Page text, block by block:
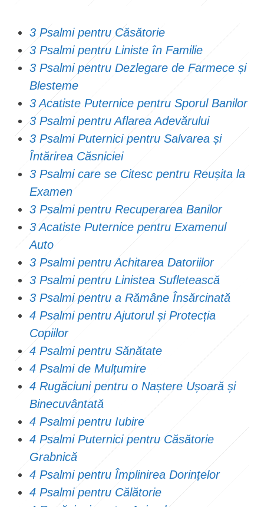
3 Psalmi pentru Căsătorie
3 Psalmi pentru Liniste în Familie
3 Psalmi pentru Dezlegare de Farmece și
Blesteme
3 Acatiste Puternice pentru Sporul Banilor
3 Psalmi pentru Aflarea Adevărului
3 Psalmi Puternici pentru Salvarea și
Întărirea Căsniciei
3 Psalmi care se Citesc pentru Reușita la
Examen
3 Psalmi pentru Recuperarea Banilor
3 Acatiste Puternice pentru Examenul
Auto
3 Psalmi pentru Achitarea Datoriilor
3 Psalmi pentru Linistea Sufletească
3 Psalmi pentru a Rămâne Însărcinată
4 Psalmi pentru Ajutorul și Protecția
Copiilor
4 Psalmi pentru Sănătate
4 Psalmi de Mulțumire
4 Rugăciuni pentru o Naștere Ușoară și
Binecuvântată
4 Psalmi pentru Iubire
4 Psalmi Puternici pentru Căsătorie
Grabnică
4 Psalmi pentru Împlinirea Dorințelor
4 Psalmi pentru Călătorie